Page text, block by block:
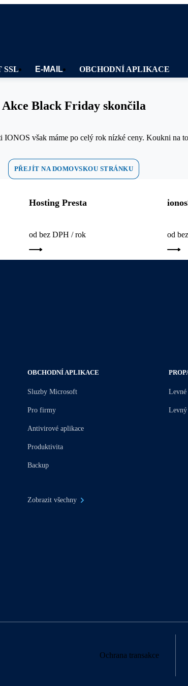
SSL E-MAIL OBCHODNÍ APLIKACE
Akce Black Friday skončila
IONOS však máme po celý rok nízké ceny. Koukni na
PŘEJÍT NA DOMOVSKOU STRÁNKU
Hosting Presta
od bez DPH / rok od
OBCHODNÍ APLIKACE
Sluzby Microsoft
Pro firmy
Antivirové aplikace
Produktivita
Backup
Zobrazit všechny
Levné
Levný
Ochrana transakce